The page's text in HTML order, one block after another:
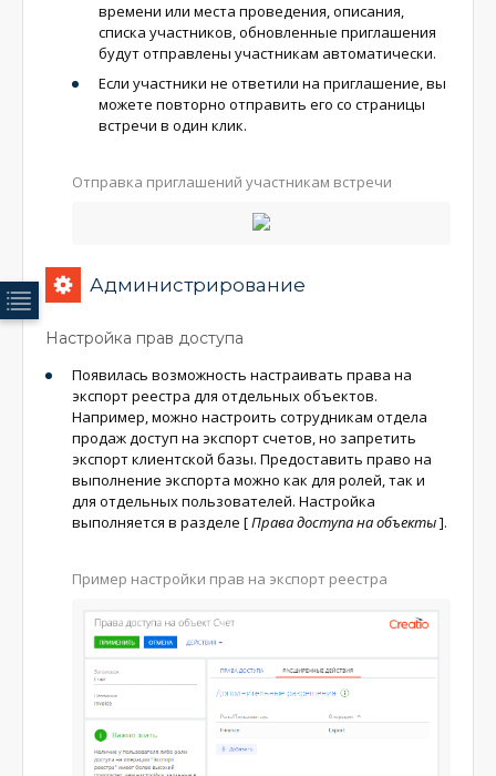
времени или места проведения, описания,
списка участников, обновленные приглашения
будут отправлены участникам автоматически.
Если участники не ответили на приглашение, вы
можете повторно отправить его со страницы
встречи в один клик.
Отправка приглашений участникам встречи
Администрирование
Настройка прав доступа
Появилась возможность настраивать права на
экспорт реестра для отдельных объектов.
Например, можно настроить сотрудникам отдела
продаж доступ на экспорт счетов, но запретить
экспорт клиентской базы. Предоставить право на
выполнение экспорта можно как для ролей, так и
для отдельных пользователей. Настройка
выполняется в разделе [Права доступа на объекты].
Пример настройки прав на экспорт реестра